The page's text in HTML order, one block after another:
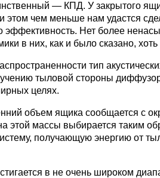
— КПД. У закрытого
чем меньше нам удастся
эффективность. Нет более
в них, как и было сказано,
тип
тыловой стороны
целях.
объем ящика сообщается с
этой массы выбирается таким
получающую энергию от
в не очень широком